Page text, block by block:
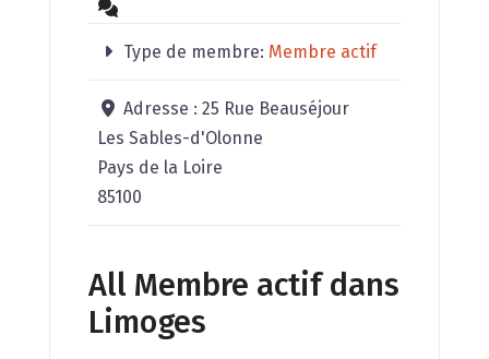
Type de membre: Membre actif
Adresse :25 Rue Beauséjour
Les Sables-d'Olonne
Pays de la Loire
85100
All Membre actif dans
Limoges